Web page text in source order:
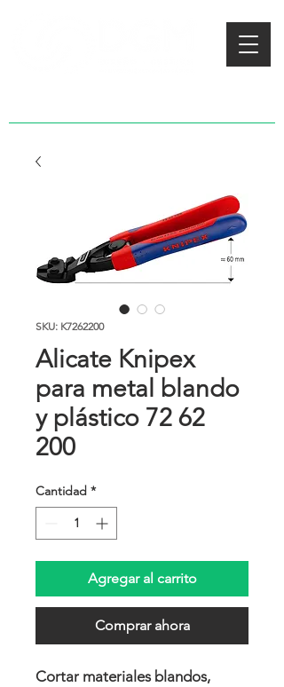
SKU: K7262200
Alicate Knipex
para metal blando
y plástico 72 62
200
Cantidad *
Agregar al carrito
Comprar ahora
Cortar materiales blandos,